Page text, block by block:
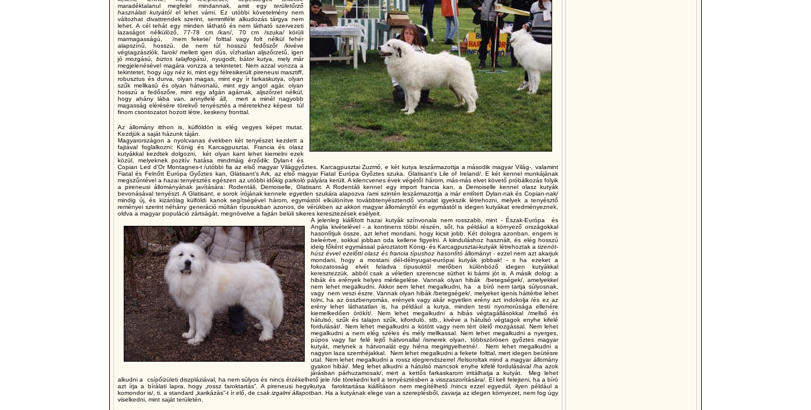
maradéktalanul megfelel mindannak, amit egy területőrző
használati kutyátólel lehet várni. Ez utóbbi követelmény nem
változhat divattrendek szerint, semmiféle alkudozás tárgya nem
lehet. A cél tehát egy minden látható és nem látható szervezeti
lazaságot nélkülöző, 77-78 cm /kan/, 70 cm /szuka/ körüli
marmagasságú, /nem fekete/ folttal vagy folt nélkül fehér
alapszínű, hosszú, de nem túl hosszú fedőszőr /kivéve
végtagzászlók, farok/ mellett igen dús, vízhatlan aljszőrzetű, igen
jó mozgású, biztos talajfogású , nyugodt, bátor kutya, mely már
megjelenésével magára vonzza a tekintetet. Nem azzal vonzza a
tekintetet, hogy úgy néz ki, mint egy félresikerült pireneusi masztiff,
robusztus és durva, olyan magas, mint egy ír farkaskutya, olyan
szűk mellkasú és olyan hátvonalú, mint egy angol agár, olyan
hosszú a fedőszőre, mint egy afgán agárnak, aljszőrzet nélkül,
hogy ahány lába van, annyifelé áll, mert a minél nagyobb
magasság elérésére törekvő tenyésztés a méretekhez képest túl
finom csontozatot hozott létre, keskeny fronttal.
Az állomány itthon is, külföldön is elég vegyes képet mutat.
Kezdjük a saját házunk táján.
Magyarországon a nyolcvanas években két tenyészet kezdett a
fajtával foglalkozni: König és Karcagpusztai. Francia és olasz
kutyákkal kezdtek dolgozni, két olyan kant lehet kiemelni ezek
közül, melyeknek pozitív hatása mindmáig érződik: Dylan-t és
Copian Led d’Or Montagnes-t /utóbbi fia az első magyar Világgyőztes, Karcagpusztai Zuzmó, e két kutya leszármazottja a második magyar Világ-, valamint
Fiatal és Felnőtt Európa Győztes kan, Glatisant’s Ark, az első magyar Fiatal Európa Győztes szuka, Glatisant’s Lile of Ireland/. E két kennel munkájának
megszűntével a hazai tenyésztés egészen az utóbbi időkig parkoló pályára került. A kilencvenes évek végétől három, más-más elvet követő próbálkozás folyik
a pireneusi állományának javítására: Rodentáli, Demoiselle, Glatisant. A Rodentáli kennel egy import francia kan, a Demoiselle kennel olasz kutyák
bevonásával tenyészt. A Glatisant, e sorok írójának kennele egyetlen szukára alapozva /ami szintén leszármazottja a már említett Dylan-nak és Copian-nak/
mindig új, és kizárólag külföldi kanok segítségével három, egymástól elkülönítve továbbtenyésztendő vonalat igyekszik létrehozni, melyek a tenyésztő
reményei szerint néhány generáció múltán típusukban azonos, de vérükben az akkori magyar állománytól és egymástól is idegen kutyákat eredményeznek,
oldva a magyar populáció zártságát, megnövelve a fajtán belüli sikeres keresztezések esélyeit.
A jelenleg kiállított hazai kutyák színvonala nem rosszabb, mint - Észak-Európa és
Anglia kivételével - a kontinens többi részén, sőt, ha például a környező országokkal
hasonlítjuk össze, azt lehet mondani, hogy kicsit jobb. Két dologra azonban, engem is
beleértve, sokkal jobban oda kellene figyelni. A kiinduláshoz használt, és elég hosszú
ideig főként egymással pároztatott König- és Karcagpusztai-kutyák létrehoztak a tizenöt-
húsz évvel ezelőtti olasz és francia típushoz hasonlítóállományt - ezzel nem azt akarjuk
mondani, hogy a mostani dél-délnyugat-európai kutyák jobbak! - s ha ezeket a
fokozatosság elvét feladva típusuktól merőben különböző idegen kutyákkal
keresztezzük, abból csak a véletlen szerencse süthet ki bármi jót is. A másik dolog: a
hibák és erények helyes mérlegelése. Vannak olyan hibák /betegségek/, amelyekkel
nem lehet megalkudni. Akkor sem lehet megalkudni, ha a bíró nem tartja súlyosnak,
vagy nem veszi észre. Vannak olyan hibák /betegségek/, melyeket igenis háttérbe lehet
tolni, ha az összbenyomás, erények vagy akár egyetlen erény azt indokolja /és ez az
erény lehet láthatatlan is, ha például a kutya, minden testi nyomorúsága ellenére
kiemelkedően örökít/. Nem lehet megalkudni a hibás végtagállásokkal /mellső és
hátulsó, szűk és talajon szűk, kiforduló, stb., kivéve a hátulsó végtagok enyhe kifelé
fordulását/. Nem lehet megalkudni a kötött vagy nem tért ölelő mozgással. Nem lehet
megalkudni a nem elég széles és mély mellkassal. Nem lehet megalkudni a nyerges,
púpos vagy far felé lejtő hátvonallal /ismerek olyan, többszörösen győztes magyar
kutyát, melynek a hátvonalát egy hiéna megirigyelhetné/. Nem lehet megalkudni a
nagyon laza szemhéjakkal. Nem lehet megalkudni a fekete folttal, mert idegen beütésre
utal. Nem lehet megalkudni a rossz idegrendszerrel /felsoroltak mind a magyar állomány
gyakori hibái/. Meg lehet alkudni a hátulsó mancsok enyhe kifelé fordulásával /ha azok
járásban párhuzamosak/, mert a kettős farkaskarom irritálhatja a kutyát. Meg lehet
alkudni a csípőizületi diszpláziával, ha nem súlyos és nincs érzékelhető jele /de törekedni kell a tenyésztésben a visszaszorítására/. El kell felejteni, ha a bíró
azt írja a bírálati lapra, hogy „rossz faroktartás”. A pireneusi hegyikutya faroktartása kiállításon nem megítélhető /nincs ezzel egyedül, ilyen például a
komondor is/, ti. a standard „karikázás”-t ír elő, de csak izgalmi állapotban . Ha a kutyának elege van a szereplésből, zavarja az idegen környezet, nem fog úgy
viselkedni, mint saját területén.